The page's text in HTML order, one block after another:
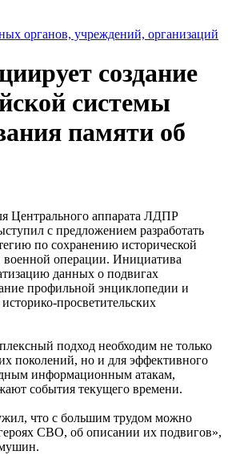
органов, учреждений, организаций
создание
системы
памяти об
Центрального аппарата ЛДПР
с предложением разработать
по сохранению исторической
военной операции. Инициатива
данных о подвигах
профильной энциклопедии и
просветительских
подход необходим не только
поколений, но и для эффективного
информационным атакам,
события текущего времени.
что с большим трудом можно
СВО, об описании их подвигов»,